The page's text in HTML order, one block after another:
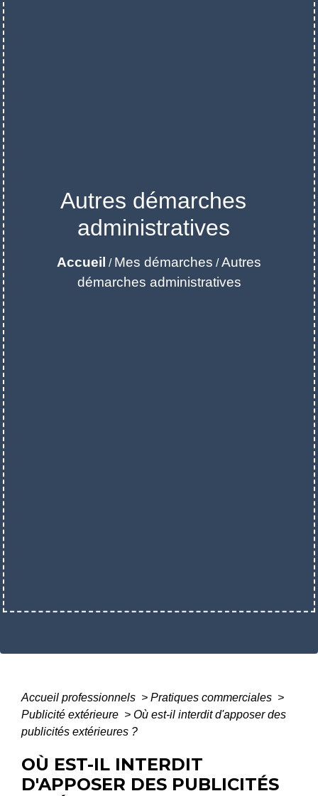
Autres démarches
administratives
Accueil / Mes démarches /Autres
démarches administratives
Accueil professionnels > Pratiques commerciales >
Publicité extérieure > Où est-il interdit d'apposer des
publicités extérieures ?
OÙ EST-IL INTERDIT
D'APPOSER DES PUBLICITÉS